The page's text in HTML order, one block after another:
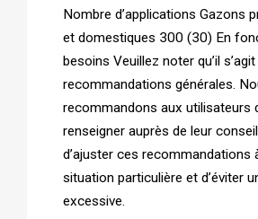
Nombre d’applications Gazons
et domestiques 300 (30) En
besoins Veuillez noter qu’il s’agit
recommandations générales.
recommandons aux utilisateurs
renseigner auprès de leur
d’ajuster ces recommandations
situation particulière et d’éviter
excessive.